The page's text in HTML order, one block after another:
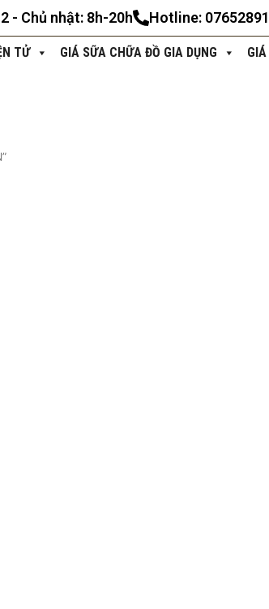
- Chủ nhật: 8h-20h Hotline:
TỬ GIÁ SỮA CHỮA ĐỒ GIA DỤNG